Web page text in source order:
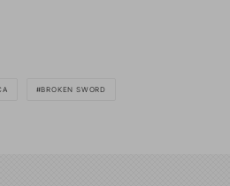
BROKEN SWORD